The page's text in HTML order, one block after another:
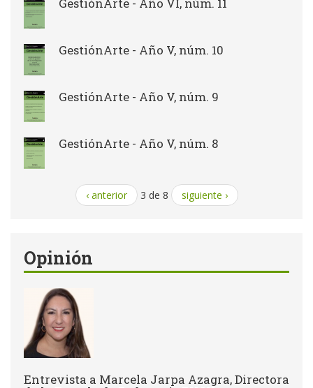
GestiónArte - Año V, núm. 10
GestiónArte - Año V, núm. 9
GestiónArte - Año V, núm. 8
‹ anterior 3 de 8 siguiente ›
Opinión
Entrevista a Marcela Jarpa Azagra, Directora